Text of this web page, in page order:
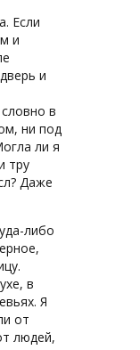
Если
и
и
в
ни под
ли я
тру
Даже
либо
в
Я
от
людей,